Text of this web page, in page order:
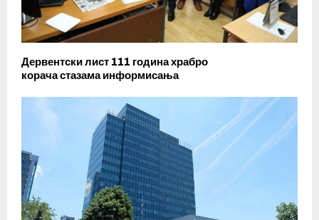
Дервентски лист 111 година храбро
корача стазама информисања